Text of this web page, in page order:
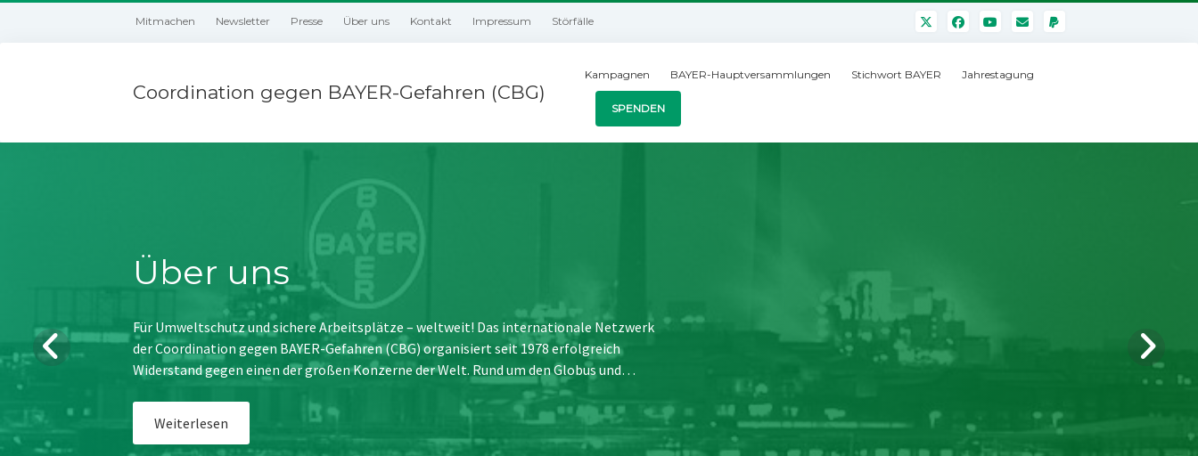
Mitmachen Newsletter Presse Über uns Kontakt Impressum Störfälle
Coordination gegen BAYER-Gefahren (CBG)
Kampagnen BAYER-Hauptversammlungen Stichwort BAYER Jahrestagung
SPENDEN
Über uns
Für Umweltschutz und sichere Arbeitsplätze – weltweit! Das internationale Netzwerk
der Coordination gegen BAYER-Gefahren (CBG) organisiert seit 1978 erfolgreich
Widerstand gegen einen der großen Konzerne der Welt. Rund um den Globus und…
Weiterlesen